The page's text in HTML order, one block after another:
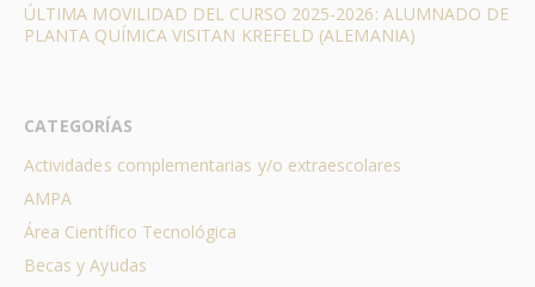
ÚLTIMA MOVILIDAD DEL CURSO 2025-2026: ALUMNADO DE
PLANTA QUÍMICA VISITAN KREFELD (ALEMANIA)
CATEGORÍAS
Actividades complementarias y/o extraescolares
AMPA
Área Científico Tecnológica
Becas y Ayudas